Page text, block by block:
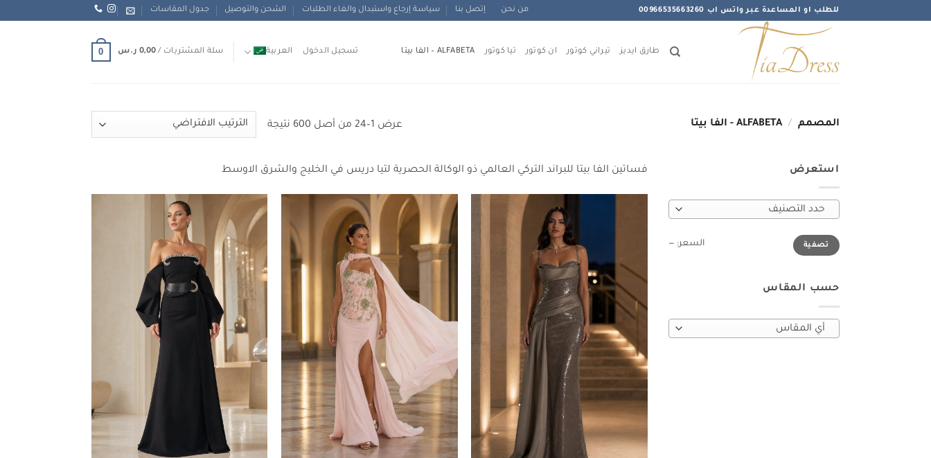
للطلب او المساعدة عبر واتس اب 00966535663260 من نحن إتصل بنا سياسة إرجاع واستبدال والغاء الطلبات الشحن والتوصيل جدول المقاسات
طارق ايديز تيراني كوتور ان كوتور تيا كوتور ALFABETA – الفا بيتا تسجيل الدخول العربية سلة المشتريات / 0,00 ر.س 0
المصمم / ALFABETA - الفا بيتا عرض 1–24 من أصل 600 نتيجة
استعرض
حدد التصنيف
أدنى
سعر
أعلى
سعرتصفية السعر: —
حسب المقاس
أي ‏المقاس
فساتين الفا بيتا للبراند التركي العالمي ذو الوكالة الحصرية لتيا دريس في الخليج والشرق الاوسط
Add to
wishlist